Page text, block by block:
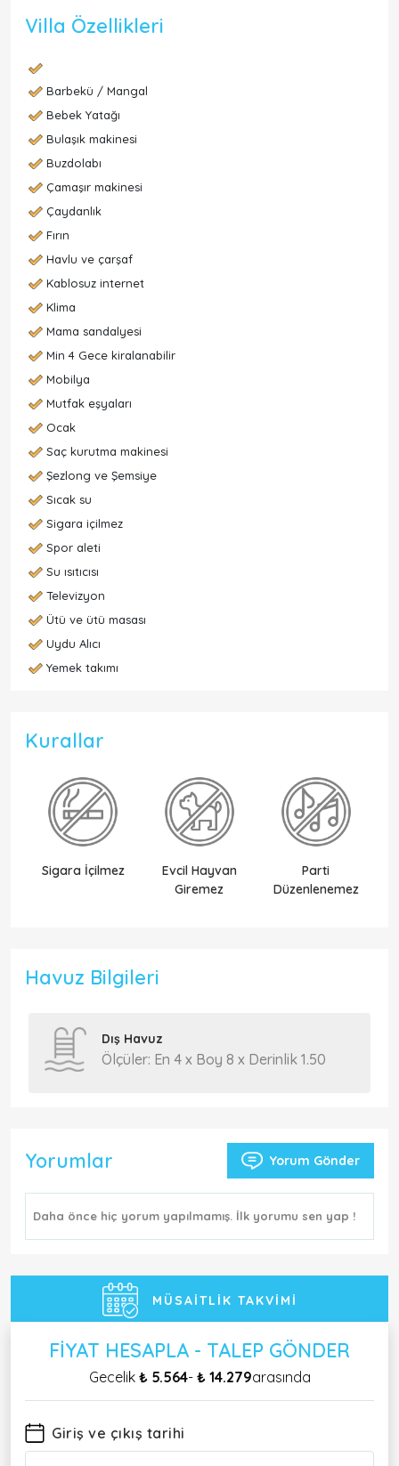
Villa Özellikleri
Barbekü / Mangal
Bebek Yatağı
Bulaşık makinesi
Buzdolabı
Çamaşır makinesi
Çaydanlık
Fırın
Havlu ve çarşaf
Kablosuz internet
Klima
Mama sandalyesi
Min 4 Gece kiralanabilir
Mobilya
Mutfak eşyaları
Ocak
Saç kurutma makinesi
Şezlong ve Şemsiye
Sıcak su
Sigara içilmez
Spor aleti
Su ısıtıcısı
Televizyon
Ütü ve ütü masası
Uydu Alıcı
Yemek takımı
Kurallar
Sigara İçilmez
Evcil Hayvan
Giremez
Parti
Düzenlenemez
Havuz Bilgileri
Dış Havuz
Ölçüler: En 4 x Boy 8 x Derinlik 1.50
Yorumlar Yorum Gönder
Daha önce hiç yorum yapılmamış. İlk yorumu sen yap !
MÜSAITLIK TAKVIMI
FIYAT HESAPLA - TALEP GÖNDER
Gecelik ₺ 5.564- ₺ 14.279arasında
Giriş ve çıkış tarihi